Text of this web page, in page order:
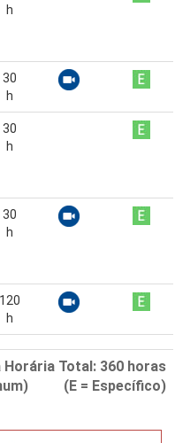
h
30
h
30
h
30
h
120
h
Horária Total: 360 horas
(E = Específico)